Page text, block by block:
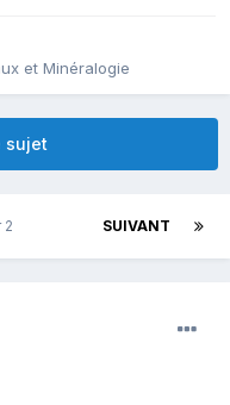
et Minéralogie
sujet
SUIVANT
2